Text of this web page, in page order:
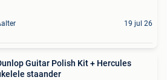
19 jul 26
Guitar Polish Kit + Hercules
staander